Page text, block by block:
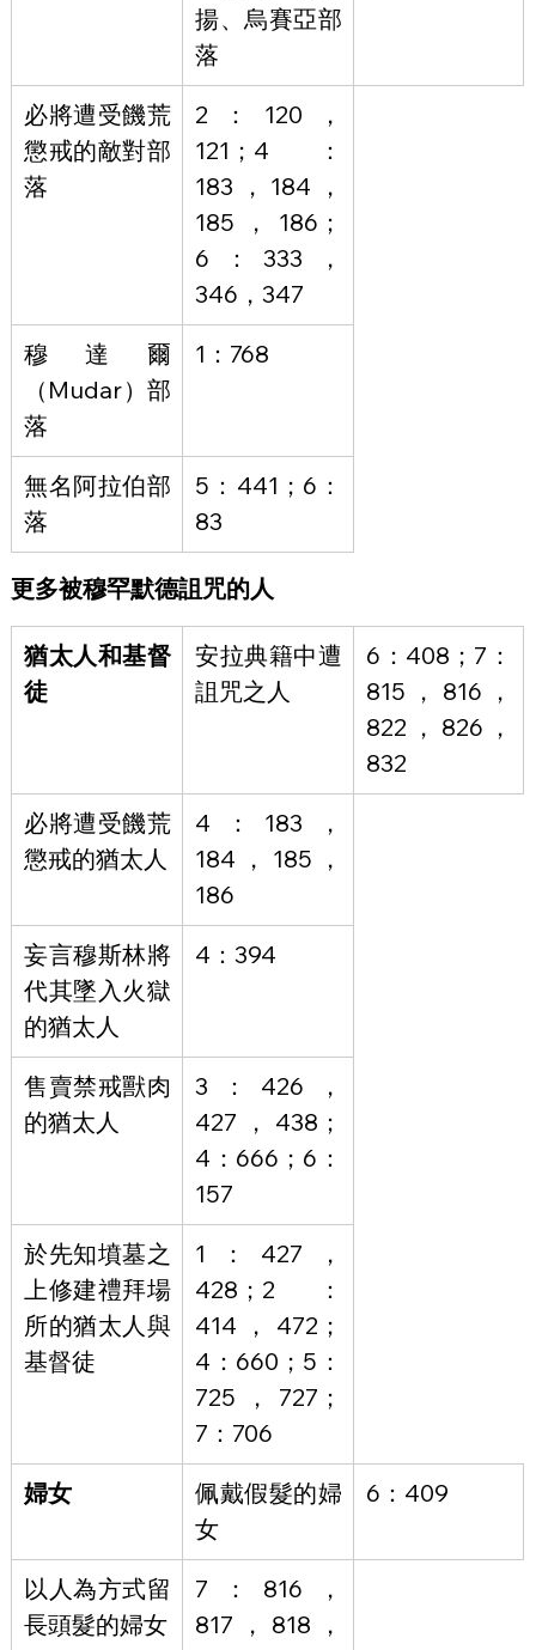
揚、烏賽亞部
落
必將遭受饑荒
懲戒的敵對部
落
2：120，
121；4：
183，184，
185，186；
6：333，
346，347
穆達爾
（Mudar）部
落
1：768
無名阿拉伯部
落
5：441；6：
83
更多被穆罕默德詛咒的人
猶太人和基督
徒
安拉典籍中遭
詛咒之人
6：408；7：
815，816，
822，826，
832
必將遭受饑荒
懲戒的猶太人
4：183，
184，185，
186
妄言穆斯林將
代其墜入火獄
的猶太人
4：394
售賣禁戒獸肉
的猶太人
3：426，
427，438；
4：666；6：
157
於先知墳墓之
上修建禮拜場
所的猶太人與
基督徒
1：427，
428；2：
414，472；
4：660；5：
725，727；
7：706
婦女
佩戴假髮的婦
女
6：409
以人為方式留
長頭髮的婦女
7：816，
817，818，